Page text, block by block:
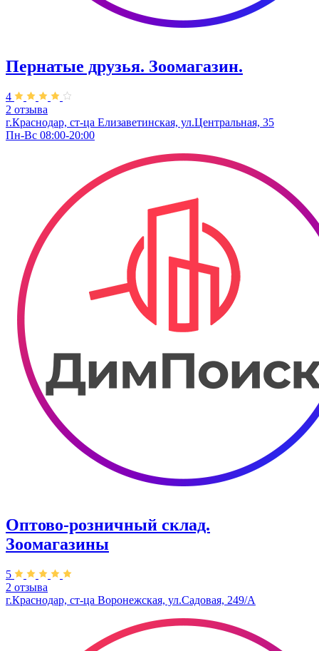
Пернатые друзья. Зоомагазин.
4
2 отзыва
г.Краснодар, ст-ца Елизаветинская, ул.Центральная, 35
Пн-Вс 08:00-20:00
Оптово-розничный склад.
Зоомагазины
5
2 отзыва
г.Краснодар, ст-ца Воронежская, ул.Садовая, 249/А